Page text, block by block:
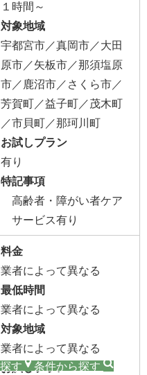
１時間～
対象地域
宇都宮市／真岡市／大田
原市／矢板市／那須塩原
市／鹿沼市／さくら市／
芳賀町／益子町／茂木町
／市貝町／那珂川町
お試しプラン
有り
特記事項
高齢者・障がい者ケア
サービス有り
料金
業者によって異なる
最低時間
業者によって異なる
対象地域
業者によって異なる
お試しプラン